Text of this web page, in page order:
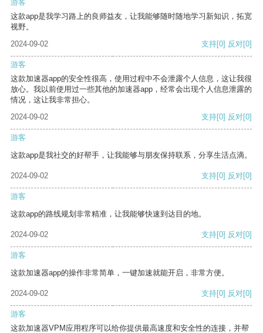
游客
这款app是我学习路上的良师益友，让我能够随时随地学习新知识，拓宽
视野。
2024-09-02
支持[0] 反对[0]
游客
这款加速器app的安全性很高，使用过程中不会泄露个人信息，这让我很
放心。我以前使用过一些其他的加速器app，经常会出现个人信息泄露的
情况，这让我非常担心。
2024-09-02
支持[0] 反对[0]
游客
这款app是我社交的好帮手，让我能够与朋友保持联系，分享生活点滴。
2024-09-02 支持[0] 反对[0]
游客
这款app的路线规划非常精准，让我能够快速到达目的地。
2024-09-02 支持[0] 反对[0]
游客
这款加速器app的操作非常简单，一键加速就能开启，非常方便。
2024-09-02 支持[0] 反对[0]
游客
这款加速器VPM应用程序可以给你提供最高速度和安全性的连接，并帮